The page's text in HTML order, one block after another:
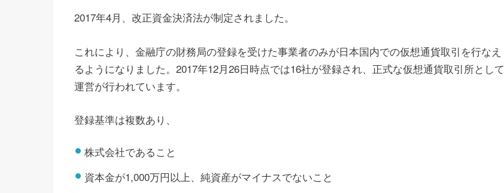
2017年4月、改正資金決済法が制定されました。
これにより、金融庁の財務局の登録を受けた事業者のみが日本国内での仮想通貨取引を行なえ
るようになりました。2017年12月26日時点では16社が登録され、正式な仮想通貨取引所として
運営が行われています。
登録基準は複数あり、
株式会社であること
資本金が1,000万円以上、純資産がマイナスでないこと